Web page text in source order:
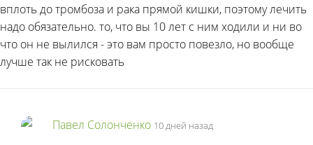
вплоть до тромбоза и рака прямой кишки, поэтому лечить
надо обязательно. то, что вы 10 лет с ним ходили и ни во
что он не вылился - это вам просто повезло, но вообще
лучше так не рисковать
Павел Солонченко 10 дней назад